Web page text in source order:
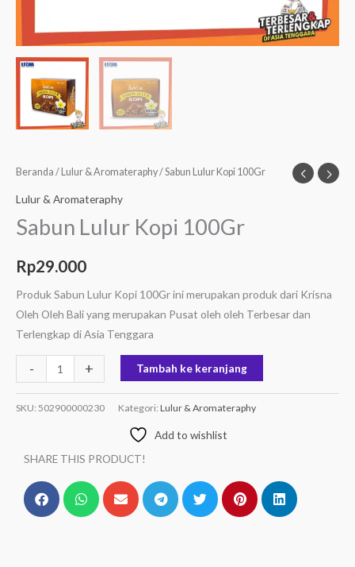
Beranda / Lulur & Aromateraphy/ Sabun Lulur Kopi 100Gr
Lulur & Aromateraphy
Sabun Lulur Kopi 100Gr
Rp29.000
Produk Sabun Lulur Kopi 100Gr ini merupakan produk dari Krisna
Oleh Oleh Bali yang merupakan Pusat oleh oleh Terbesar dan
Terlengkap di Asia Tenggara
- + Tambah ke keranjang
SKU: 502900000230 Kategori: Lulur & Aromateraphy
Add to wishlist
SHARE THIS PRODUCT!